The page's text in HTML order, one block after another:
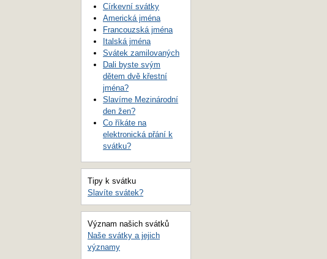
Církevní svátky
Americká jména
Francouzská jména
Italská jména
Svátek zamilovaných
Dali byste svým
dětem dvě křestní
jména?
Slavíme Mezinárodní
den žen?
Co říkáte na
elektronická přání k
svátku?
Tipy k svátku
Slavíte svátek?
Význam našich svátků
Naše svátky a jejich
významy